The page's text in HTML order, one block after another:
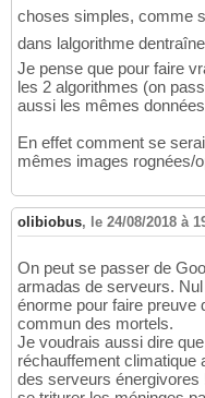
choses simples, comme
dans lalgorithme
Je pense que pour faire
les 2 algorithmes (on
aussi les mêmes
En effet comment se
mêmes images rognées/
olibiobus, le 24/08/2018 à
On peut se passer de
armadas de serveurs.
énorme pour faire preuve
commun des mortels.
Je voudrais aussi dire
réchauffement climatique
des serveurs énergivores